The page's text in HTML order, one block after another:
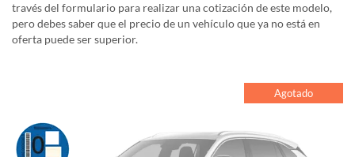
través del formulario para realizar una cotización de este modelo,
pero debes saber que el precio de un vehículo que ya no está en
oferta puede ser superior.
Agotado